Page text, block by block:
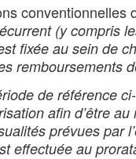
conventionnelles
(y compris
fixée au sein de
remboursements
de référence
afin d’être
prévues par
effectuée au